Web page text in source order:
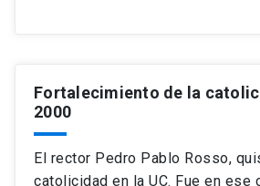
Fortalecimiento de la
2000
El rector Pedro Pablo Rosso,
catolicidad en la UC. Fue en ese